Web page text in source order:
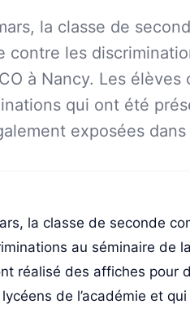
la classe de
contre les
à Nancy. Les
qui ont été
exposées
la classe de seconde
au séminaire de
réalisé des affiches pour
lycéens de l’académie et